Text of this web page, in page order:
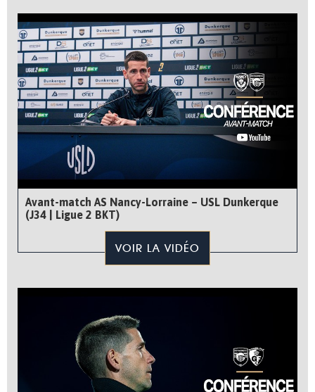
Avant-match AS Nancy-Lorraine – USL Dunkerque
(J34 | Ligue 2 BKT)
VOIR LA VIDÉO